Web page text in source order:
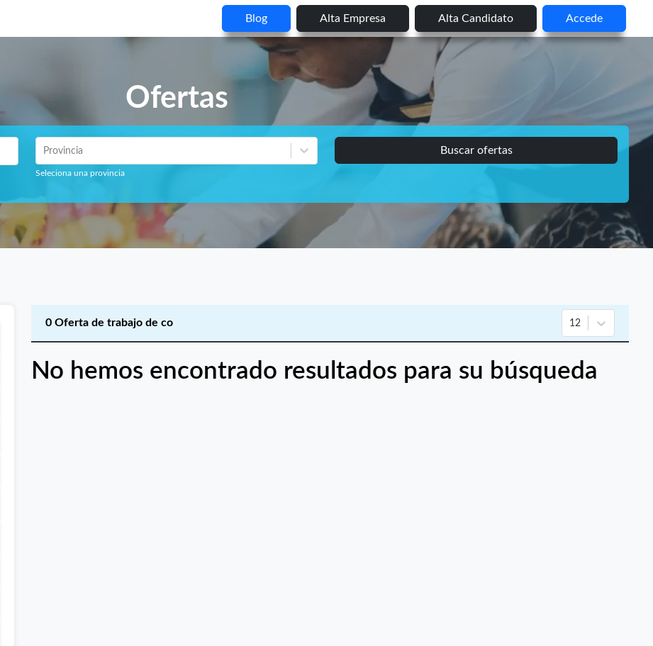
Blog Alta Empresa Alta Candidato Accede
Ofertas
Provincia
Seleciona una provincia
Buscar ofertas
0 Oferta de trabajo de co 12
No hemos encontrado resultados para su búsqueda